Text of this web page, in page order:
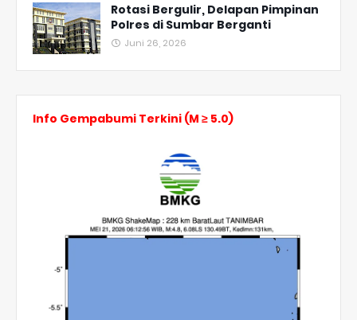
Rotasi Bergulir, Delapan Pimpinan
Polres di Sumbar Berganti
Juni 26, 2026
Info Gempabumi Terkini (M ≥ 5.0)